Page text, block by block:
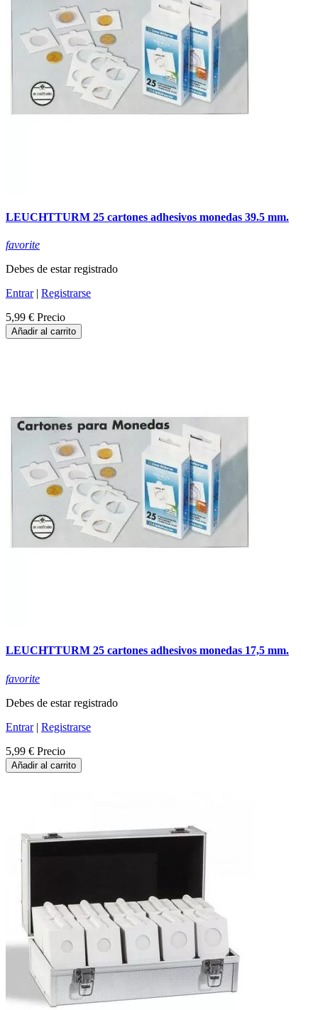
LEUCHTTURM 25 cartones adhesivos monedas 39.5 mm.
favorite
Debes de estar registrado
Entrar| Registrarse
5,99 € Precio
Añadir al carrito
LEUCHTTURM 25 cartones adhesivos monedas 17,5 mm.
favorite
Debes de estar registrado
Entrar| Registrarse
5,99 € Precio
Añadir al carrito